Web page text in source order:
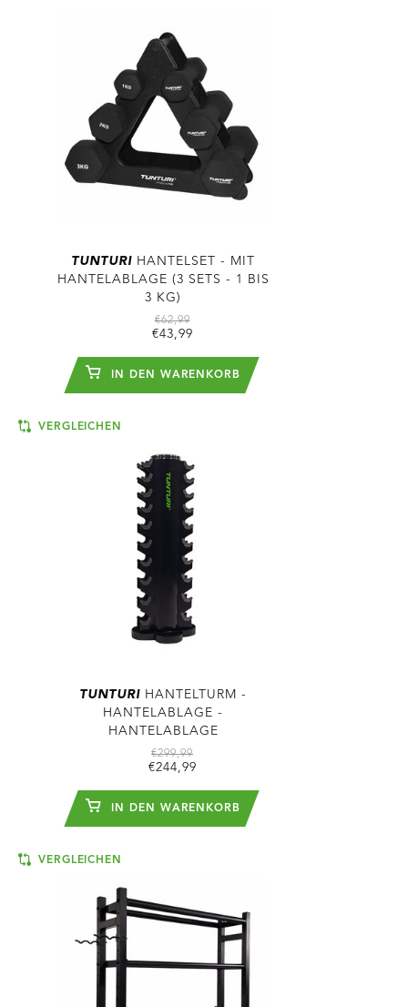
TUNTURI HANTELSET - MIT
HANTELABLAGE (3 SETS - 1 BIS
3 KG)
€62,99
€43,99
IN DEN WARENKORB
VERGLEICHEN
TUNTURI HANTELTURM -
HANTELABLAGE -
HANTELABLAGE
€299,99
€244,99
IN DEN WARENKORB
VERGLEICHEN